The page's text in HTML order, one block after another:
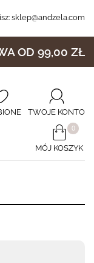
sklep@andzela.com
OD 99,00 ZŁ
TWOJE KONTO
​0
MÓJ KOSZYK